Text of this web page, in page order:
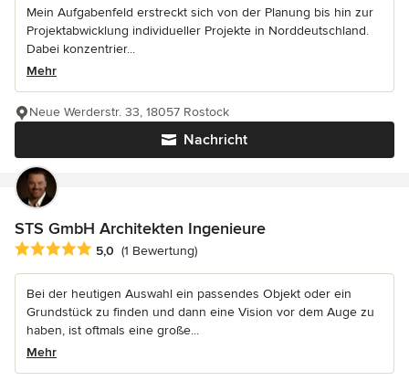
Mein Aufgabenfeld erstreckt sich von der Planung bis hin zur
Projektabwicklung individueller Projekte in Norddeutschland.
Dabei konzentrier...
Mehr
Nachricht
Neue Werderstr. 33, 18057 Rostock
STS GmbH Architekten Ingenieure
Durchschnittliche Bewertung: 5 von 5 Sternen
5,0 (1 Bewertung)
Bei der heutigen Auswahl ein passendes Objekt oder ein
Grundstück zu finden und dann eine Vision vor dem Auge zu
haben, ist oftmals eine große...
Mehr